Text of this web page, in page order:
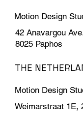
Motion Design
42 Anavargou
8025 Paphos
THE
Motion Design
Weimarstraat 1E,